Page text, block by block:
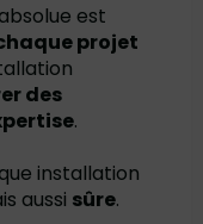
est
projet
des
.
installation
aussi sûre.